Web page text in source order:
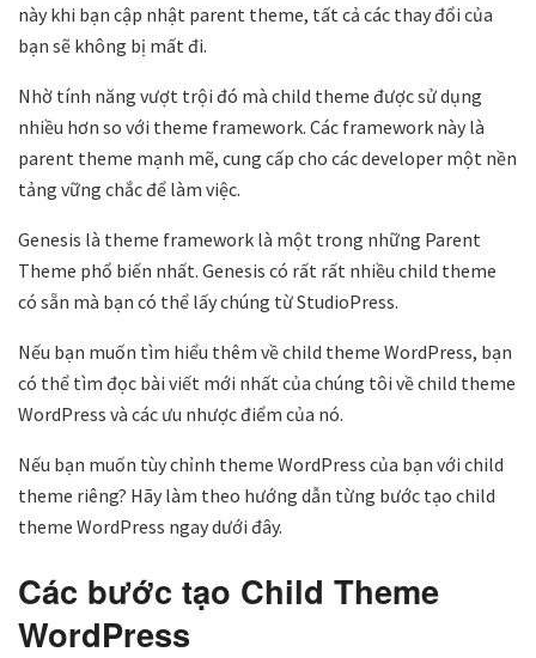
này khi bạn cập nhật parent theme, tất cả các thay đổi của
bạn sẽ không bị mất đi.
Nhờ tính năng vượt trội đó mà child theme được sử dụng
nhiều hơn so với theme framework. Các framework này là
parent theme mạnh mẽ, cung cấp cho các developer một nền
tảng vững chắc để làm việc.
Genesis là theme framework là một trong những Parent
Theme phổ biến nhất. Genesis có rất rất nhiều child theme
có sẵn mà bạn có thể lấy chúng từ StudioPress.
Nếu bạn muốn tìm hiểu thêm về child theme WordPress, bạn
có thể tìm đọc bài viết mới nhất của chúng tôi về child theme
WordPress và các ưu nhược điểm của nó.
Nếu bạn muốn tùy chỉnh theme WordPress của bạn với child
theme riêng? Hãy làm theo hướng dẫn từng bước tạo child
theme WordPress ngay dưới đây.
Các bước tạo Child Theme
WordPress